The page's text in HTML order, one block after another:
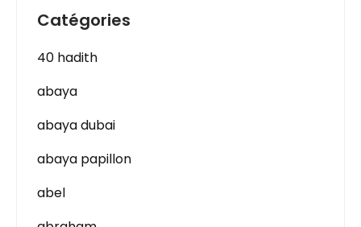
Catégories
40 hadith
abaya
abaya dubai
abaya papillon
abel